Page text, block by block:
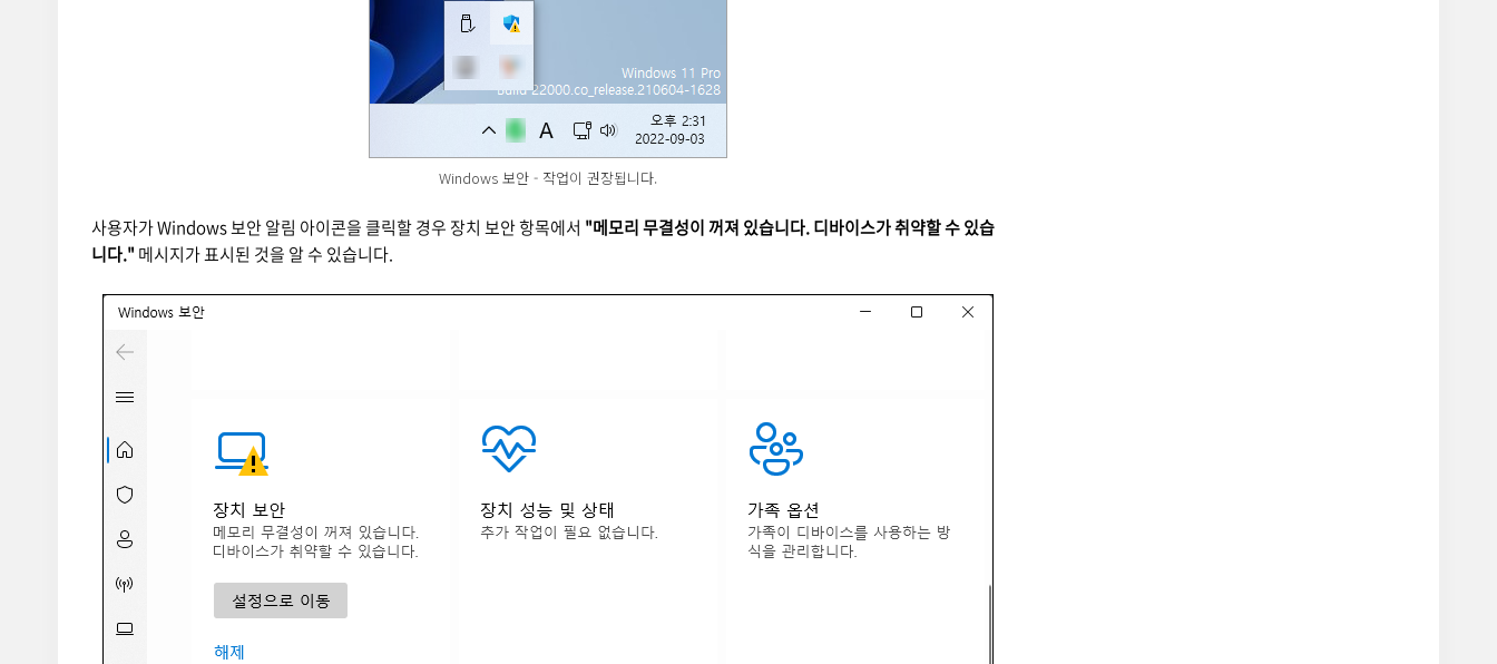
Windows 보안 - 작업이 권장됩니다.
사용자가 Windows 보안 알림 아이콘을 클릭할 경우 장치 보안 항목에서 "메모리 무결성이 꺼져 있습니다. 디바이스가 취약할 수 있습
니다." 메시지가 표시된 것을 알 수 있습니다.